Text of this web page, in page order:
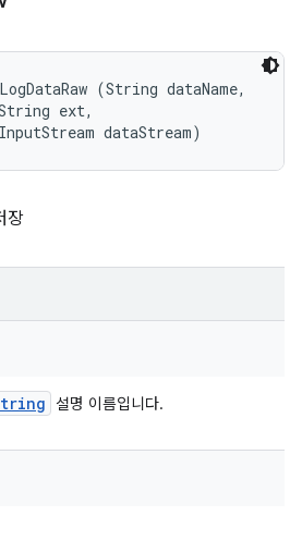
(String dataName,
ext,
dataStream)
장
설명 이름입니다.